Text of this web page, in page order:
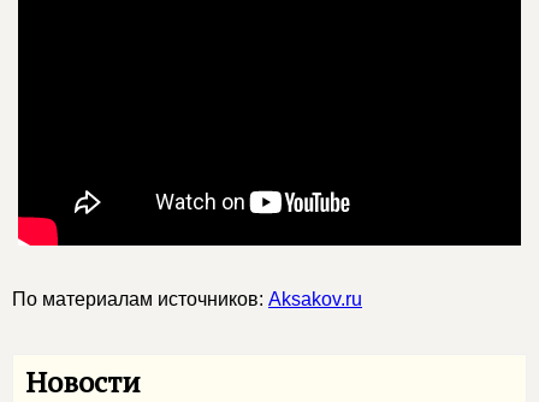
По материалам источников: Aksakov.ru
Новости